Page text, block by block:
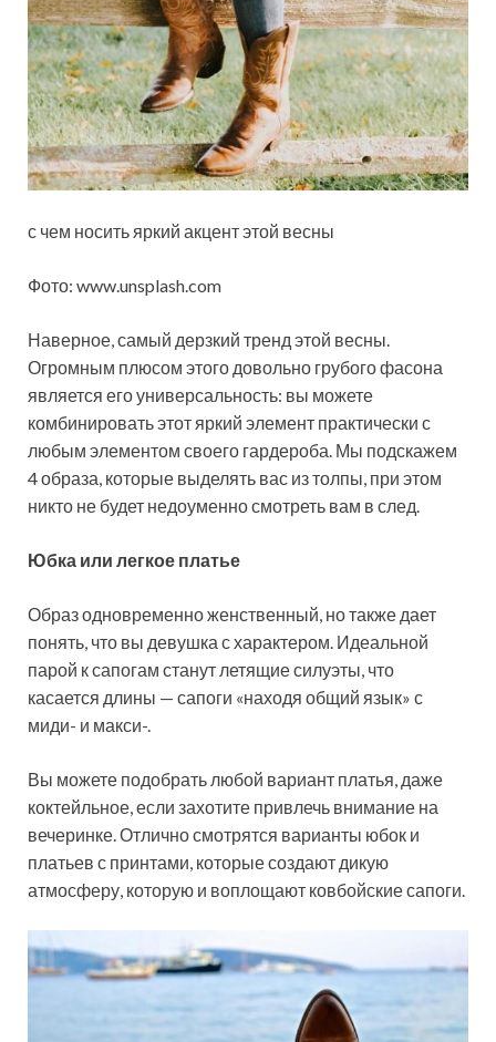
с чем носить яркий акцент этой весны
Фото: www.unsplash.com
Наверное, самый дерзкий тренд этой весны.
Огромным плюсом этого довольно грубого фасона
является его универсальность: вы можете
комбинировать этот яркий элемент практически с
любым элементом своего гардероба. Мы подскажем
4 образа, которые выделять вас из толпы, при этом
никто не будет недоуменно смотреть вам в след.
Юбка или легкое платье
Образ одновременно женственный, но также дает
понять, что вы девушка с характером. Идеальной
парой к сапогам станут летящие силуэты, что
касается длины — сапоги «находя общий язык» с
миди- и макси-.
Вы можете подобрать любой вариант платья, даже
коктейльное, если захотите привлечь внимание на
вечеринке. Отлично смотрятся варианты юбок и
платьев с принтами, которые создают дикую
атмосферу, которую и воплощают ковбойские сапоги.